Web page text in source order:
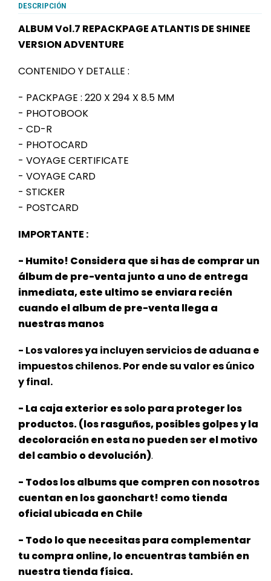
DESCRIPCIÓN
ALBUM Vol.7 REPACKPAGE ATLANTIS DE SHINEE
VERSION ADVENTURE
CONTENIDO Y DETALLE :
- PACKPAGE : 220 X 294 X 8.5 MM
- PHOTOBOOK
- CD-R
- PHOTOCARD
- VOYAGE CERTIFICATE
- VOYAGE CARD
- STICKER
- POSTCARD
IMPORTANTE :
- Humito! Considera que si has de comprar un
álbum de pre-venta junto a uno de entrega
inmediata, este ultimo se enviara recién
cuando el album de pre-venta llega a
nuestras manos
- Los valores ya incluyen servicios de aduana e
impuestos chilenos. Por ende su valor es único
y final.
- La caja exterior es solo para proteger los
productos. (los rasguños, posibles golpes y la
decoloración en esta no pueden ser elmotivo
del cambio o devolución).
- Todos los albums que compren con nosotros
cuentan en los gaonchart! como tienda
oficial ubicada en Chile
- Todo lo que necesitas para complementar
tu compra online, lo encuentras también en
nuestra tienda física.